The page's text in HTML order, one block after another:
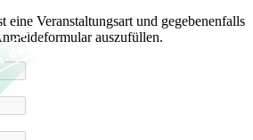
eine Veranstaltungsart und gegebenenfalls
auszufüllen.